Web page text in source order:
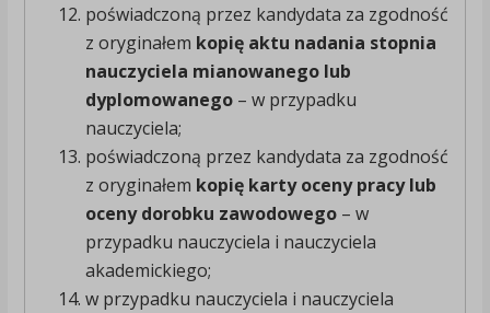
poświadczoną przez kandydata za zgodność
z oryginałem kopię aktu nadania stopnia
nauczyciela mianowanego lub
dyplomowanego– w przypadku
nauczyciela;
poświadczoną przez kandydata za zgodność
z oryginałem kopię karty oceny pracy lub
oceny dorobku zawodowego– w
przypadku nauczyciela i nauczyciela
akademickiego;
w przypadku nauczyciela i nauczyciela